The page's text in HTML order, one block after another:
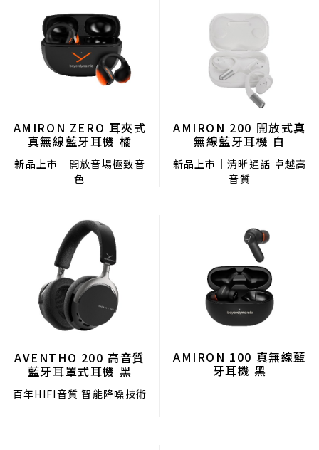
AMIRON ZERO 耳夾式
真無線藍牙耳機 橘
新品上市｜開放音場極致音
色
AMIRON 200 開放式真
無線藍牙耳機 白
新品上市｜清晰通話 卓越高
音質
AVENTHO 200 高音質
藍牙耳罩式耳機 黑
百年HIFI音質 智能降噪技術
AMIRON 100 真無線藍
牙耳機 黑